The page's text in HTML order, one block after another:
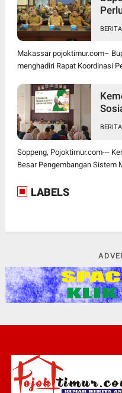
Makassar pojoktimur.com–
menghadiri Rapat Koordinasi
Soppeng, Pojoktimur.com---
Besar Pengembangan Sistem
LABELS